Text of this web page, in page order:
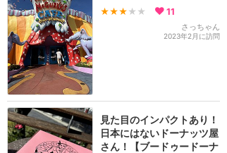
★★★ ★★ 11
さっちゃん
2023年2月に訪問
見た目のインパクトあり！
日本にはないドーナッツ屋
さん！【ブードゥードーナ